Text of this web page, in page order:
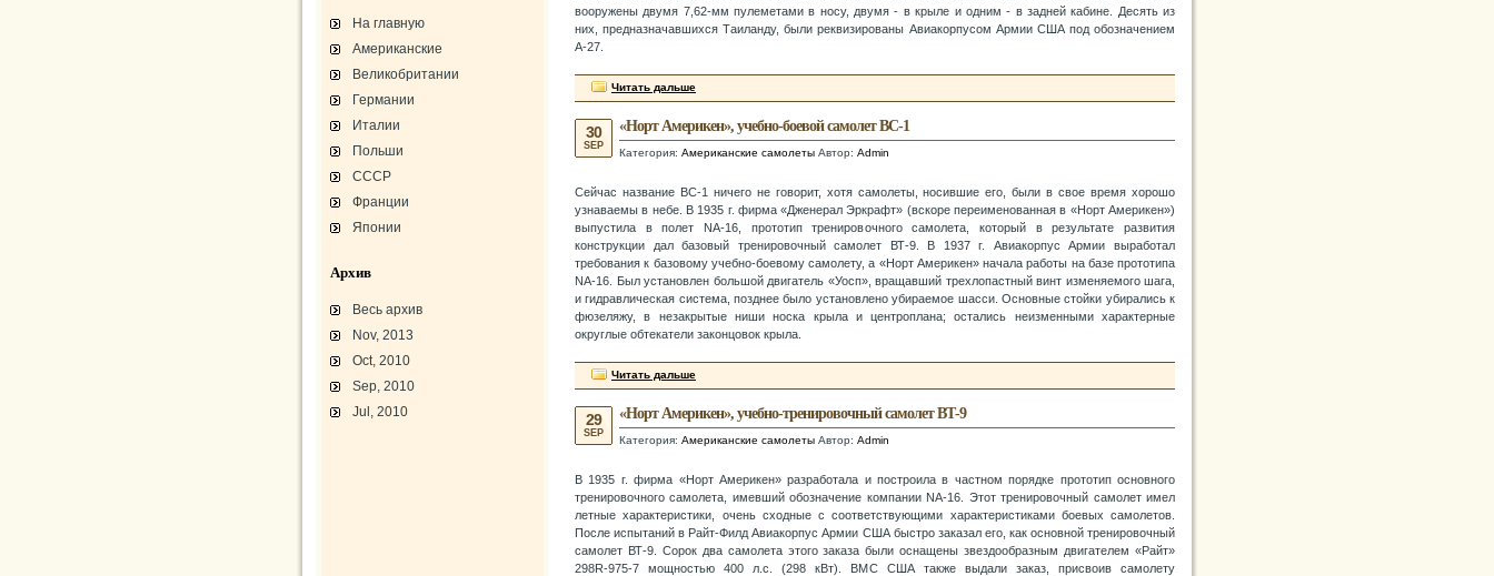
вооружены двумя 7,62-мм пулеметами в носу, двумя - в крыле и одним - в задней кабине. Десять из
них, предназначавшихся Таиланду, были реквизированы Авиакорпусом Армии США под обозначением
А-27.
Читать дальше
«Норт Америкен», учебно-боевой самолет ВС-1
Категория: Американские самолеты Автор: Admin
30
SEP
Сейчас название ВС-1 ничего не говорит, хотя самолеты, носившие его, были в свое время хорошо
узнаваемы в небе. В 1935 г. фирма «Дженерал Эркрафт» (вскоре переименованная в «Норт Америкен»)
выпустила в полет NA-16, прототип тренировочного самолета, который в результате развития
конструкции дал базовый тренировочный самолет ВТ-9. В 1937 г. Авиакорпус Армии выработал
требования к базовому учебно-боевому самолету, а «Норт Америкен» начала работы на базе прототипа
NA-16. Был установлен большой двигатель «Уосп», вращавший трехлопастный винт изменяемого шага,
и гидравлическая система, позднее было установлено убираемое шасси. Основные стойки убирались к
фюзеляжу, в незакрытые ниши носка крыла и центроплана; остались неизменными характерные
округлые обтекатели законцовок крыла.
Читать дальше
«Норт Америкен», учебно-тренировочный самолет ВТ-9
Категория: Американские самолеты Автор: Admin
29
SEP
В 1935 г. фирма «Норт Америкен» разработала и построила в частном порядке прототип основного
тренировочного самолета, имевший обозначение компании NA-16. Этот тренировочный самолет имел
летные характеристики, очень сходные с соответствующими характеристиками боевых самолетов.
После испытаний в Райт-Филд Авиакорпус Армии США быстро заказал его, как основной тренировочный
самолет ВТ-9. Сорок два самолета этого заказа были оснащены звездообразным двигателем «Райт»
298R-975-7 мощностью 400 л.с. (298 кВт). ВМС США также выдали заказ, присвоив самолету
На главную
Американские
Великобритании
Германии
Италии
Польши
СССР
Франции
Японии
Архив
Весь архив
Nov, 2013
Oct, 2010
Sep, 2010
Jul, 2010